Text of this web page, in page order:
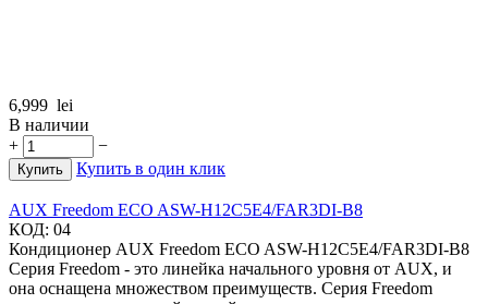
6,999 lei
В наличии
+
−
Купить Купить в один клик
AUX Freedom ECO ASW-H12C5E4/FAR3DI-B8
КОД: 04
Кондиционер AUX Freedom ECO ASW-H12C5E4/FAR3DI-B8
Серия Freedom - это линейка начального уровня от AUX, и
она оснащена множеством преимуществ. Серия Freedom